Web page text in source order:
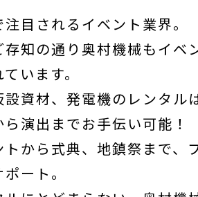
目されるイベント業界。
存知の通り奥村機械もイベ
います。
設資材、発電機のレンタル
演出までお手伝い可能！
トから式典、地鎮祭まで、
ート。